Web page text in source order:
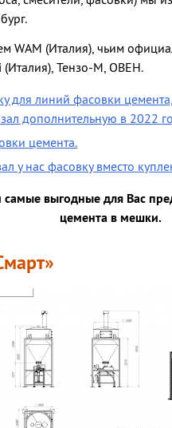
WAM (Италия), чьим
(Италия), Тензо-М, ОВЕН.
для линий фасовки
дополнительную в 2022
цемента.
у нас фасовку вместо
выгодные для Вас
цемента в мешки.